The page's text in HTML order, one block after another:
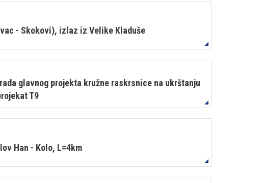
- Skokovi), izlaz iz Velike Kladuše
glavnog projekta kružne raskrsnice na ukrštanju
T9
Han - Kolo, L=4km